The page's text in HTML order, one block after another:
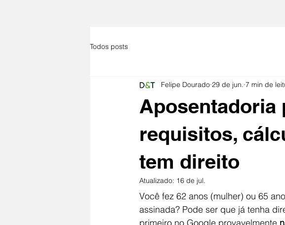
Todos posts
Aposentadoria
requisitos,
tem direito
Felipe Dourado 29 de jun. 7 min de
Atualizado: 16 de jul.
Você fez 62 anos (mulher) ou 65
assinada? Pode ser que já tenha